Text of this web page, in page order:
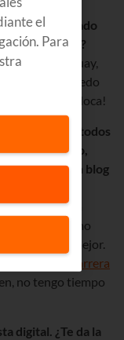
tienes preparado
en Instagram?
guay, guay, guay,
la uni y no puedo
día me vuelvo loca!
viajes… y todos
el éxito,
sé, quizá un blog
me dedicaría
muchísimo
a mejor y mejor.
es
mi carrera
no tengo tiempo
digital. ¿Te da la
el
Para